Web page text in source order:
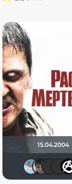
15.04.2004